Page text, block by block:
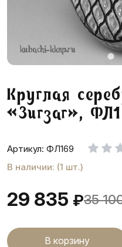
Круглая
«Зигзаг»,
Артикул: ФЛ169
В наличии: (1 шт.)
29 835 ₽35